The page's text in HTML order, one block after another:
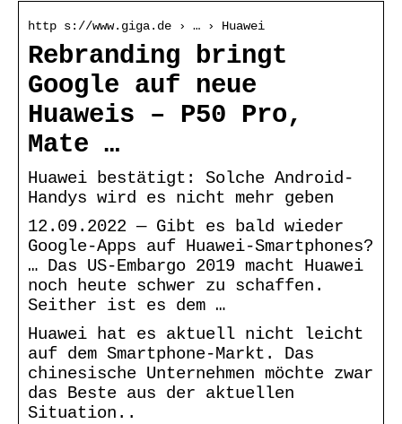
http s://www.giga.de › … › Huawei
Rebranding bringt
Google auf neue
Huaweis – P50 Pro,
Mate …
Huawei bestätigt: Solche Android-
Handys wird es nicht mehr geben
12.09.2022 — Gibt es bald wieder
Google-Apps auf Huawei-Smartphones?
… Das US-Embargo 2019 macht Huawei
noch heute schwer zu schaffen.
Seither ist es dem …
Huawei hat es aktuell nicht leicht
auf dem Smartphone-Markt. Das
chinesische Unternehmen möchte zwar
das Beste aus der aktuellen
Situation..